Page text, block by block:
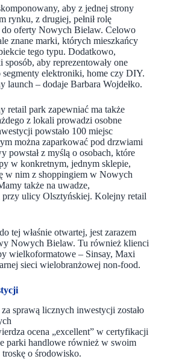
aby z jednej strony
rynku, z drugiej, pełnił rolę
do oferty Nowych Bielaw. Celowo
znane marki, których mieszkańcy
tego typu. Dodatkowo,
aby reprezentowały one
elektroniki, home czy DIY.
launch – dodaje Barbara Wojdełko.
retail park zapewniać ma także
z lokali prowadzi osobne
powstało 100 miejsc
można zaparkować pod drzwiami
powstał z myślą o osobach, które
w konkretnym, jednym sklepie,
w nim z shoppingiem w Nowych
także na uwadze,
przy ulicy Olsztyńskiej. Kolejny retail
tej właśnie otwartej, jest zarazem
Nowych Bielaw. Tu również klienci
wielkoformatowe – Sinsay, Maxi
sieci wielobranżowej non-food.
sprawą licznych inwestycji zostało
ocena „excellent” w certyfikacji
parki handlowe również w swoim
o środowisko.